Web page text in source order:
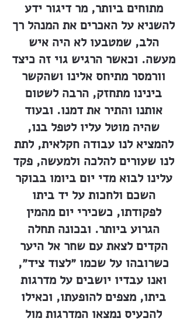
מתוחים ביותר, מר דיגור ידע
להשניא על האכרים את המנהל רך
הלב, שמטבעו לא היה איש
מעשה. וכאשר הרגיש גוי זה כיצד
וורמסר מתיחס אלינו ושהקשר
בינינו מתחזק, הרבה לשטום
אותנו והתיר את דמנו. ובעוד
שהיה מוטל עליו לטפל בנו,
להמציא לנו עבודה חקלאית, לתת
לנו שעורים להלכה ולמעשה, פקד
עלינו לבוא מדי יום ביומו בבוקר
השכם ולחכות על יד ביתו
לפקודתו, כשכירי יום מהמין
הגרוע ביותר. ובכונה תחלה
הקדים לצאת עם שחר אל היער
כשרובהו על שכמו ״לצוד ציד״,
ואנו עבדיו יושבים על מדרגות
ביתו, מצפים להופעתו, וכאילו
להכעיס נמצאו המדרגות מול